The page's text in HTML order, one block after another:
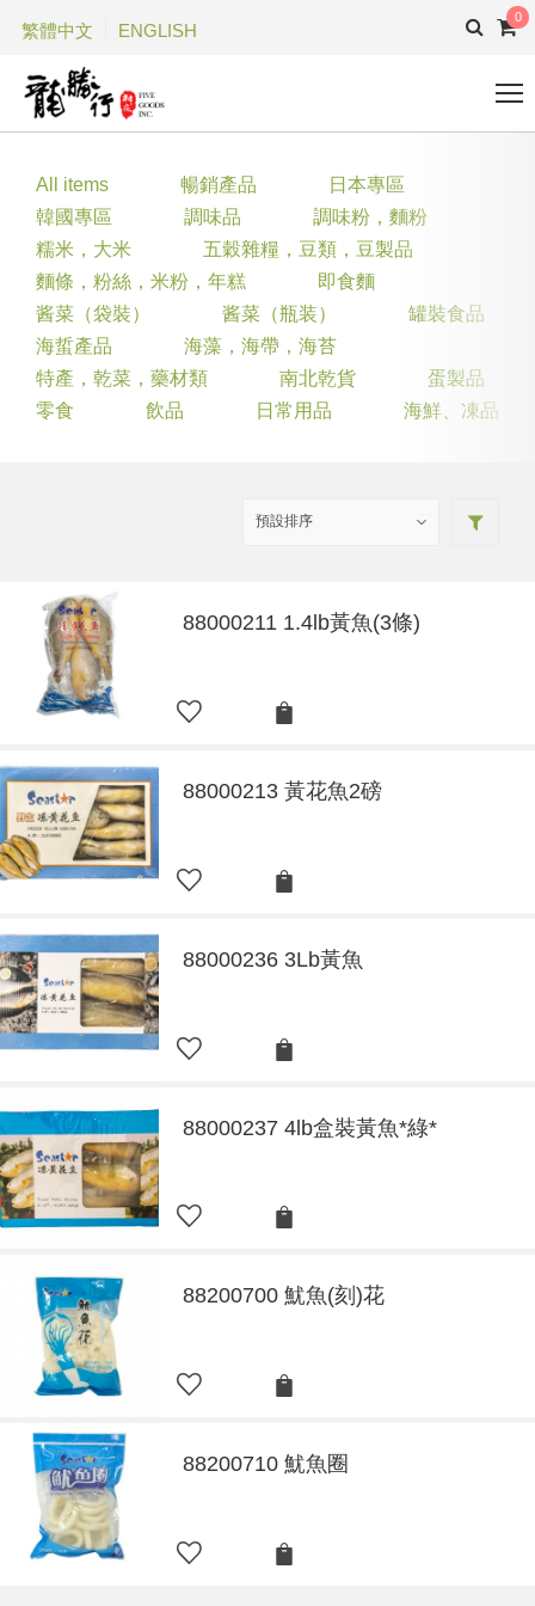
繁體中文 ENGLISH
0
All items 暢銷產品
日本專區
韓國專區
調味品
調味粉，麵粉
糯米，大米
五穀雜糧，豆類，豆製品
麵條，粉絲，米粉，年糕
即食麵
酱菜（袋裝）
酱菜（瓶装）
罐裝食品
海蜇產品
海藻，海帶，海苔
特產，乾菜，藥材類
南北乾貨
蛋製品
零食
飲品 日常用品 海鮮、凍品
88000211 1.4lb黃魚(3條)
88000213 黃花魚2磅
88000236 3Lb黃魚
88000237 4lb盒裝黃魚*綠*
88200700 魷魚(刻)花
88200710 魷魚圈